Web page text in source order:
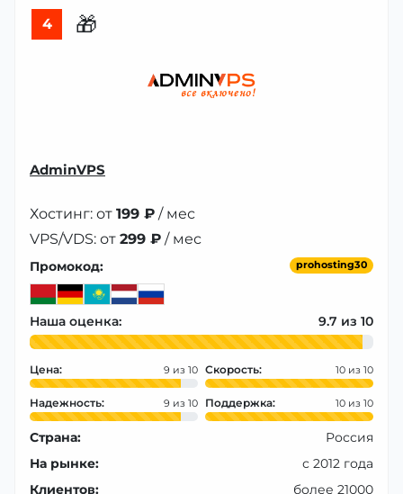
4 🎁
AdminVPS
Хостинг: от 199 ₽ / мес
VPS/VDS: от 299 ₽ / мес
Промокод: prohosting30
Наша оценка: 9.7
Цена: 9 Скорость: 10
Надежность: 9 Поддержка: 10
Страна:
Россия
На рынке:
с 2012 года
Клиентов:
более 21000